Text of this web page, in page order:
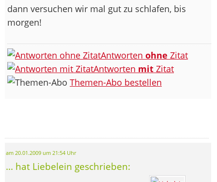
dann versuchen wir mal gut zu schlafen, bis
morgen!
Antworten ohne Zitat
Antworten mit Zitat
Themen-Abo bestellen
am 20.01.2009 um 21:54 Uhr
... hat Liebelein geschrieben: